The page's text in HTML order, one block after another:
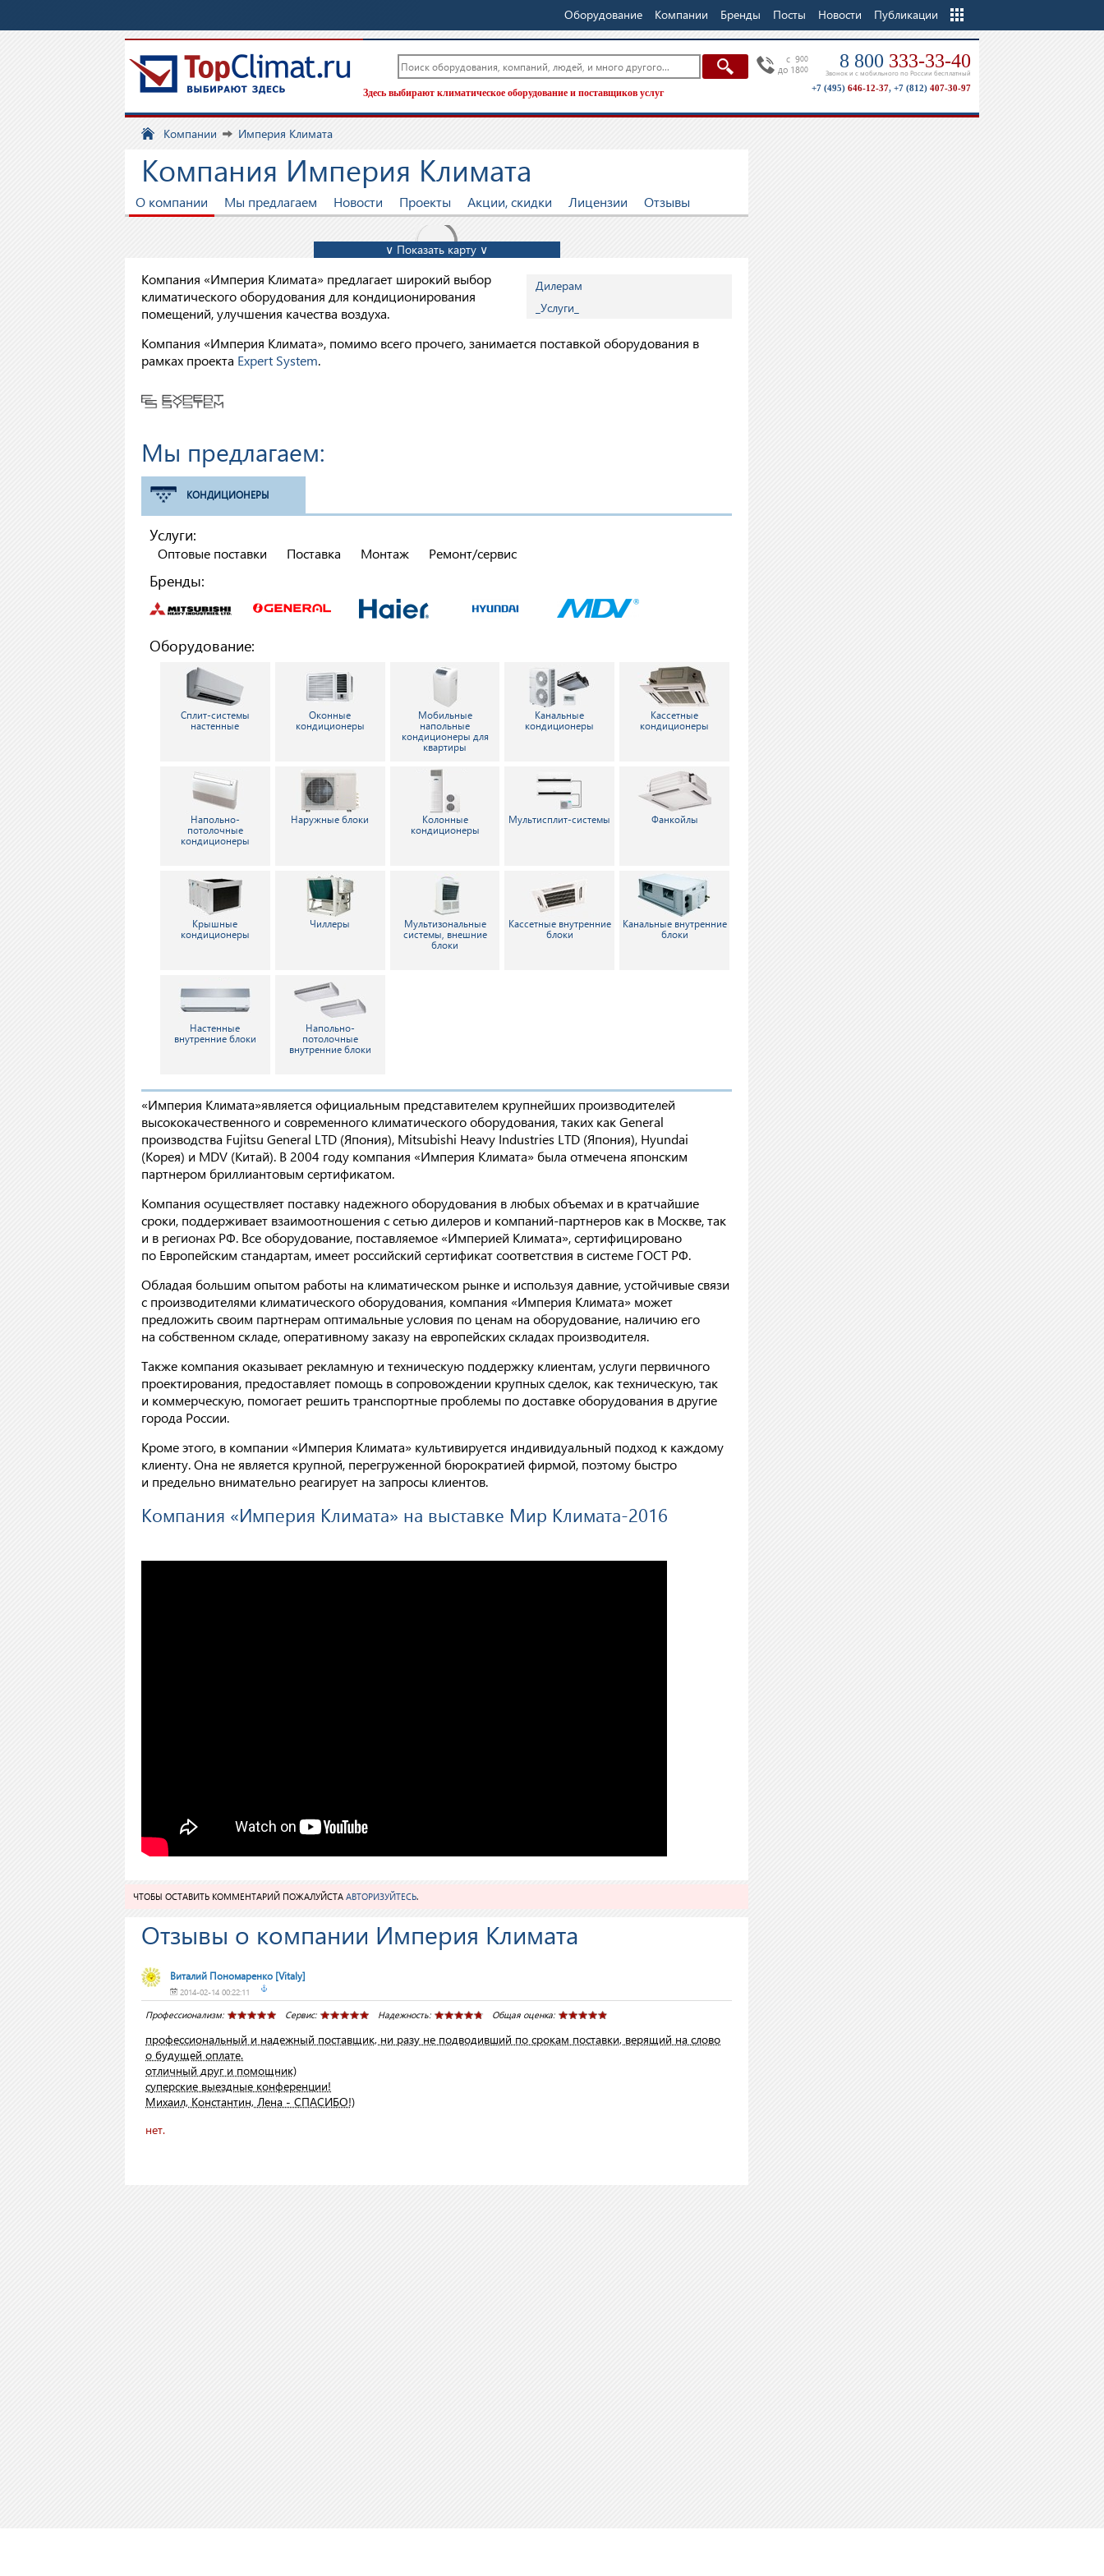
Оборудование Компании Бренды Посты Новости Публикации
Еще
c 900
до 1800 8 800 333-33-40
Звонок и с мобильного по России бесплатный
+7 (495) 646-12-37, +7 (812) 407-30-97
Здесь выбирают климатическое оборудование и поставщиков услуг
Компании Империя Климата
Компания Империя Климата
О компании Мы предлагаем Новости Проекты Акции, скидки Лицензии Отзывы
∨ Показать карту ∨
Дилерам
_Услуги_
Компания «Империя Климата» предлагает широкий выбор
климатического оборудования для кондиционирования
помещений, улучшения качества воздуха.
Компания «Империя Климата», помимо всего прочего, занимается поставкой оборудования в
рамках проекта Expert System.
Мы предлагаем:
КОНДИЦИОНЕРЫ
Услуги:
Оптовые поставки Поставка Монтаж Ремонт/сервис
Бренды:
Оборудование:
Сплит-системы
настенные
Оконные
кондиционеры
Мобильные
напольные
кондиционеры для
квартиры
Канальные
кондиционеры
Кассетные
кондиционеры
Напольно-
потолочные
кондиционеры
Наружные блоки
Колонные
кондиционеры
Мультисплит-системы Фанкойлы
Крышные
кондиционеры
Чиллеры
Мультизональные
системы, внешние
блоки
Кассетные внутренние
блоки
Канальные внутренние
блоки
Настенные
внутренние блоки
Напольно-
потолочные
внутренние блоки
«Империя Климата»является официальным представителем крупнейших производителей
высококачественного и современного климатического оборудования, таких как General
производства Fujitsu General LTD (Япония), Mitsubishi Heavy Industries LTD (Япония), Hyundai
(Корея) и MDV (Китай). В 2004 году компания «Империя Климата» была отмечена японским
партнером бриллиантовым сертификатом.
Компания осуществляет поставку надежного оборудования в любых объемах и в кратчайшие
сроки, поддерживает взаимоотношения с сетью дилеров и компаний-партнеров как в Москве, так
и в регионах РФ. Все оборудование, поставляемое «Империей Климата», сертифицировано
по Европейским стандартам, имеет российский сертификат соответствия в системе ГОСТ РФ.
Обладая большим опытом работы на климатическом рынке и используя давние, устойчивые связи
с производителями климатического оборудования, компания «Империя Климата» может
предложить своим партнерам оптимальные условия по ценам на оборудование, наличию его
на собственном складе, оперативному заказу на европейских складах производителя.
Также компания оказывает рекламную и техническую поддержку клиентам, услуги первичного
проектирования, предоставляет помощь в сопровождении крупных сделок, как техническую, так
и коммерческую, помогает решить транспортные проблемы по доставке оборудования в другие
города России.
Кроме этого, в компании «Империя Климата» культивируется индивидуальный подход к каждому
клиенту. Она не является крупной, перегруженной бюрократией фирмой, поэтому быстро
и предельно внимательно реагирует на запросы клиентов.
Компания «Империя Климата» на выставке Мир Климата-2016
ЧТОБЫ ОСТАВИТЬ КОММЕНТАРИЙ ПОЖАЛУЙСТА АВТОРИЗУЙТЕСЬ.
Отзывы о компании Империя Климата
Виталий Пономаренко [Vitaly]
2014-02-14 00:22:11
Профессионализм: Сервис: Надежность: Общая оценка:
профессиональный и надежный поставщик, ни разу не подводивший по срокам поставки, верящий на слово
о будущей оплате.
отличный друг и помощник)
суперские выездные конференции!
Михаил, Константин, Лена - СПАСИБО!)
нет.